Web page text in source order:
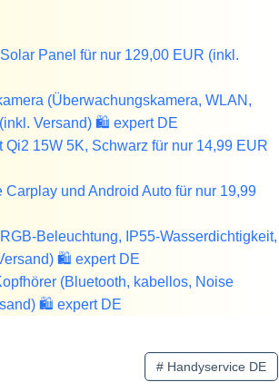
Panel für nur 129,00 EUR (inkl.
(Überwachungskamera, WLAN,
Versand) 🛍️ expert DE
15W 5K, Schwarz für nur 14,99 EUR
und Android Auto für nur 19,99
Beleuchtung, IP55-Wasserdichtigkeit,
🛍️ expert DE
(Bluetooth, kabellos, Noise
🛍️ expert DE
#Handyservice DE